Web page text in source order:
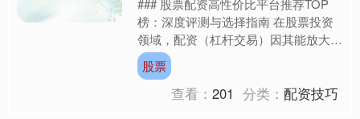
### 股票配资高性价比平台推荐TOP
榜：深度评测与选择指南 在股票投资
领域，配资（杠杆交易）因其能放大收
益的特性备受关注，但高收益往往伴随
高风险，选择安全、合....
股票
查看：201 分类：配资技巧